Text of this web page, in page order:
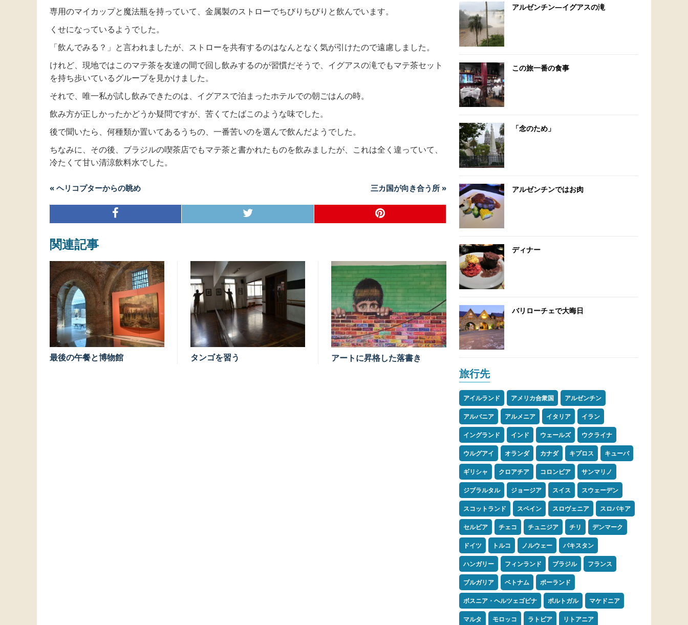
専用のマイカップと魔法瓶を持っていて、金属製のストローでちびりちびりと飲んでいます。
くせになっているようでした。
「飲んでみる？」と言われましたが、ストローを共有するのはなんとなく気が引けたので遠慮しました。
けれど、現地ではこのマテ茶を友達の間で回し飲みするのが習慣だそうで、イグアスの滝でもマテ茶セット
を持ち歩いているグループを見かけました。
それで、唯一私が試し飲みできたのは、イグアスで泊まったホテルでの朝ごはんの時。
飲み方が正しかったかどうか疑問ですが、苦くてたばこのような味でした。
後で聞いたら、何種類か置いてあるうちの、一番苦いのを選んで飲んだようでした。
ちなみに、その後、ブラジルの喫茶店でもマテ茶と書かれたものを飲みましたが、これは全く違っていて、
冷たくて甘い清涼飲料水でした。
« ヘリコプターからの眺め 三カ国が向き合う所 »
関連記事
最後の午餐と博物館 タンゴを習う アートに昇格した落書き
アルゼンチン―イグアスの滝
この旅一番の食事
「念のため」
アルゼンチンではお肉
ディナー
バリローチェで大晦日
旅行先
アイルランド アメリカ合衆国 アルゼンチン
アルバニア アルメニア イタリア イラン
イングランド インド ウェールズ ウクライナ
ウルグアイ オランダ カナダ キプロス キューバ
ギリシャ クロアチア コロンビア サンマリノ
ジブラルタル ジョージア スイス スウェーデン
スコットランド スペイン スロヴェニア スロバキア
セルビア チェコ チュニジア チリ デンマーク
ドイツ トルコ ノルウェー パキスタン
ハンガリー フィンランド ブラジル フランス
ブルガリア ベトナム ポーランド
ボスニア・ヘルツェゴビナ ポルトガル マケドニア
マルタ モロッコ ラトビア リトアニア